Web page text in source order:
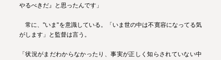
やるべきだ』と思ったんです」
常に、"いま"を意識している。「いま世の中は不寛容になってる気
がします」と監督は言う。
「状況がまだわからなかったり、事実が正しく知らされていない中